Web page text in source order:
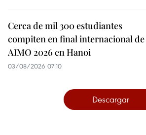
Cerca de mil 300 estudiantes
compiten en final internacional de
AIMO 2026 en Hanoi
03/08/2026 07:10
Descargar